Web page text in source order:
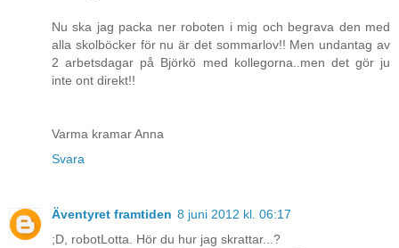
Nu ska jag packa ner roboten i mig och begrava den med
alla skolböcker för nu är det sommarlov!! Men undantag av
2 arbetsdagar på Björkö med kollegorna..men det gör ju
inte ont direkt!!
Varma kramar Anna
Svara
Äventyret framtiden 8 juni 2012 kl. 06:17
;D, robotLotta. Hör du hur jag skrattar...?